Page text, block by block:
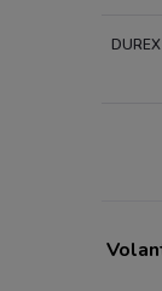
DUREX